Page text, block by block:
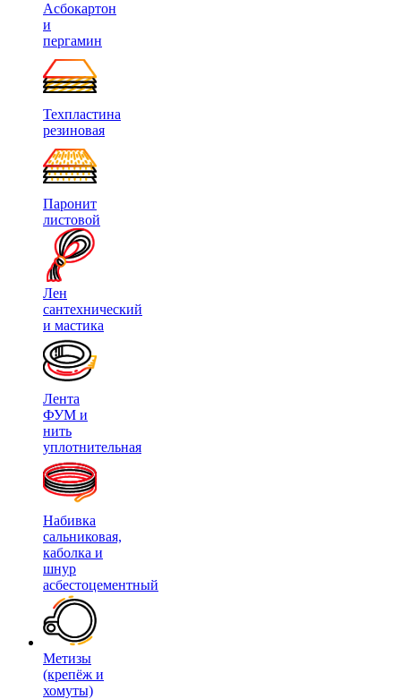
Асбокартон
и
пергамин
Техпластина
резиновая
Паронит
листовой
Лен
сантехнический
и мастика
Лента
ФУМ и
нить
уплотнительная
Набивка
сальниковая,
каболка и
шнур
асбестоцементный
Метизы
(крепёж и
хомуты)